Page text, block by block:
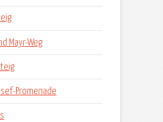
Mayr-Weg
Promenade